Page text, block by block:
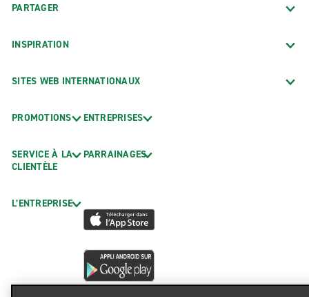
PARTAGER
INSPIRATION
SITES WEB INTERNATIONAUX
PROMOTIONS
SERVICE À LA
CLIENTÈLE
L’ENTREPRISE
ENTREPRISES
PARRAINAGES